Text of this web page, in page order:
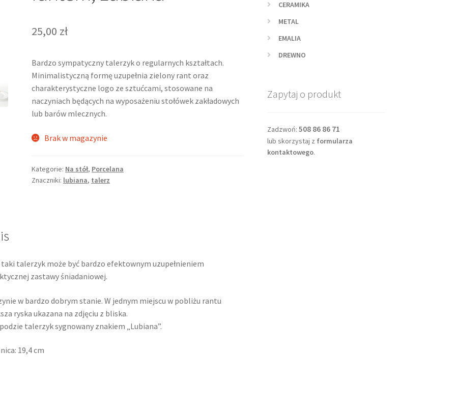
25,00 zł
Bardzo sympatyczny talerzyk o regularnych kształtach.
Minimalistyczną formę uzupełnia zielony rant oraz
charakterystyczne logo ze sztućcami, stosowane na
naczyniach będących na wyposażeniu stołówek zakładowych
lub barów mlecznych.
Brak w magazynie
Kategorie: Na stół, Porcelana
Znaczniki: lubiana, talerz
talerzyk może być bardzo efektownym uzupełnieniem
zastawy śniadaniowej.
w bardzo dobrym stanie. W jednym miejscu w pobliżu rantu
ryska ukazana na zdjęciu z bliska.
talerzyk sygnowany znakiem „Lubiana”.
19,4 cm
CERAMIKA
METAL
EMALIA
DREWNO
Zapytaj o produkt
Zadzwoń: 508 86 86 71
lub skorzystaj z formularza
kontaktowego.